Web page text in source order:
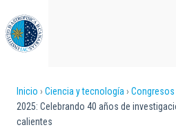
al
contenido
principal
Sobrescribir
enlaces
Inicio Ciencia y tecnología Congresos
2025: Celebrando 40 años de
calientes